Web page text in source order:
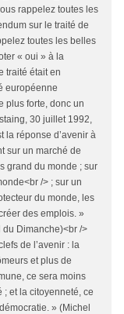
rappelez toutes les
sur le traité de
toutes les belles
« oui » à la
traité était en
européenne
plus forte, donc un
30 juillet 1992,
la réponse d’avenir à
sur un marché de
grand du monde ; sur
/> ; sur un
du monde, les
des emplois. »
Dimanche)<br />
de l’avenir : la
et plus de
ce sera moins
; et la citoyenneté, ce
» (Michel